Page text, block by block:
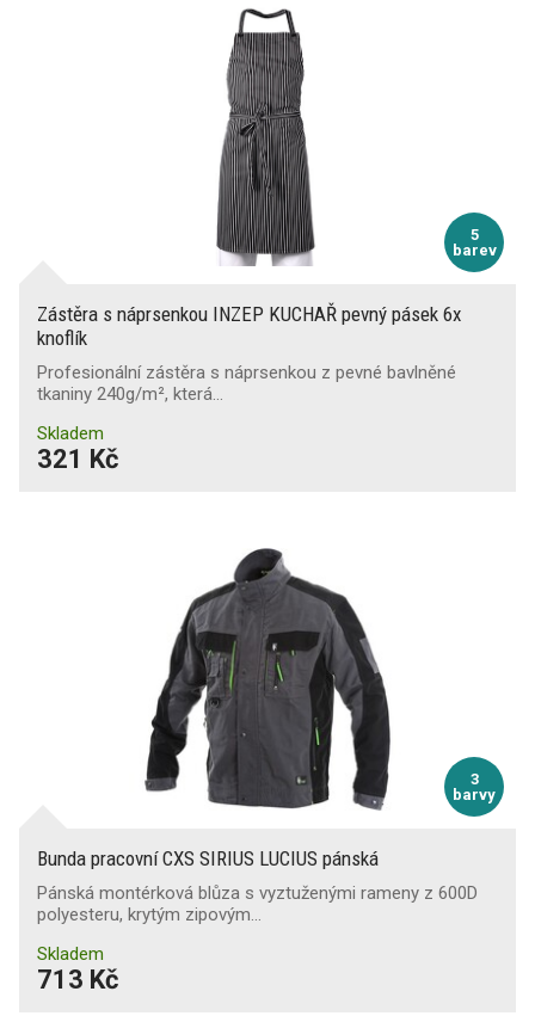
5
barev
Zástěra s náprsenkou INZEP KUCHAŘ pevný pásek 6x
knoflík
Profesionální zástěra s náprsenkou z pevné bavlněné
tkaniny 240g/m², která…
Skladem
321 Kč
3
barvy
Bunda pracovní CXS SIRIUS LUCIUS pánská
Pánská montérková blůza s vyztuženými rameny z 600D
polyesteru, krytým zipovým…
Skladem
713 Kč